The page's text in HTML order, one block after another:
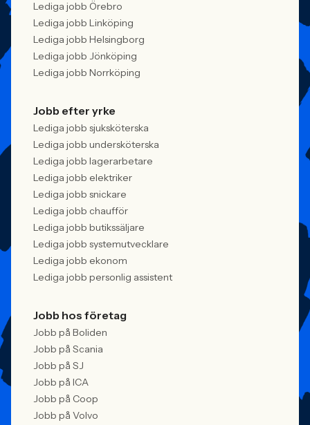
Lediga jobb Örebro
Lediga jobb Linköping
Lediga jobb Helsingborg
Lediga jobb Jönköping
Lediga jobb Norrköping
Jobb efter yrke
Lediga jobb sjuksköterska
Lediga jobb undersköterska
Lediga jobb lagerarbetare
Lediga jobb elektriker
Lediga jobb snickare
Lediga jobb chaufför
Lediga jobb butikssäljare
Lediga jobb systemutvecklare
Lediga jobb ekonom
Lediga jobb personlig assistent
Jobb hos företag
Jobb på Boliden
Jobb på Scania
Jobb på SJ
Jobb på ICA
Jobb på Coop
Jobb på Volvo